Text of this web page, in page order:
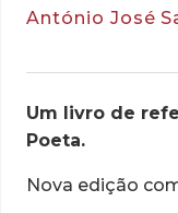
António José
Um livro de
Poeta.
Nova edição